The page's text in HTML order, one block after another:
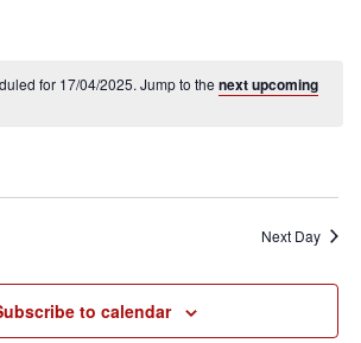
for 17/04/2025. Jump to thenext upcoming
Next Day
to calendar